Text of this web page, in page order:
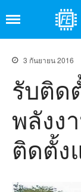
3 กันยายน 2016
รับติด
พลังง
ติดตั้ง